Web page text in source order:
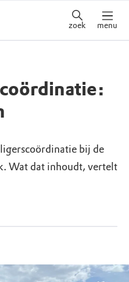
zoek menu
bij de
Wat dat inhoudt, vertelt